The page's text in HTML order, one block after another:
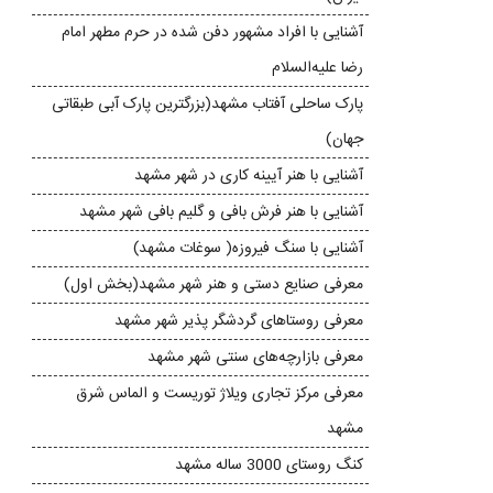
آشنایی با افراد مشهور دفن شده در حرم مطهر امام
رضا علیه‌السلام
پارک ساحلی آفتاب مشهد(بزرگترین پارک آبی طبقاتی
جهان)
آشنایی با هنر آیینه‌ کاری در شهر مشهد
آشنایی با هنر فرش بافی و گلیم بافی شهر مشهد
آشنایی با سنگ فیروزه( سوغات مشهد)
معرفی صنایع دستی و هنر شهر مشهد(بخش اول)
معرفی روستاهای گردشگر پذیر شهر مشهد
معرفی بازارچه‌های سنتی شهر مشهد
معرفی مرکز تجاری ویلاژ توریست و الماس شرق
مشهد
کنگ روستای 3000 ساله مشهد